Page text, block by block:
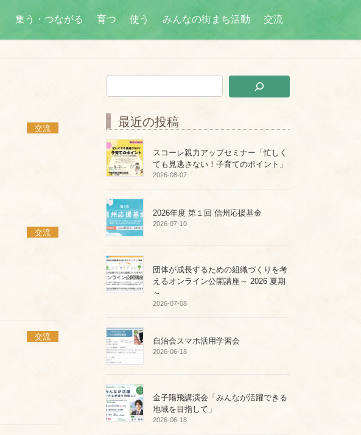
集う・つながる 育つ 使う みんなの街まち活動 交流
交流
交流
交流
最近の投稿
スコーレ親力アップセミナー「忙しく
ても見逃さない！子育てのポイント」
2026-08-07
2026年度 第１回 信州応援基金
2026-07-10
団体が成長するための組織づくりを考
えるオンライン公開講座～ 2026 夏期
～
2026-07-08
自治会スマホ活用学習会
2026-06-18
金子陽飛講演会「みんなが活躍できる
地域を目指して」
2026-06-18